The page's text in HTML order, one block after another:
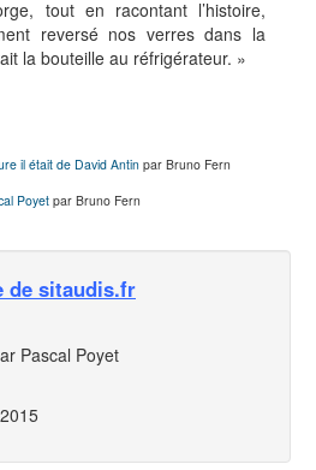
tout en racontant l’histoire,
reversé nos verres dans la
la bouteille au réfrigérateur. »
il était de David Antin par Bruno Fern
Poyet par Bruno Fern
de sitaudis.fr
Pascal Poyet